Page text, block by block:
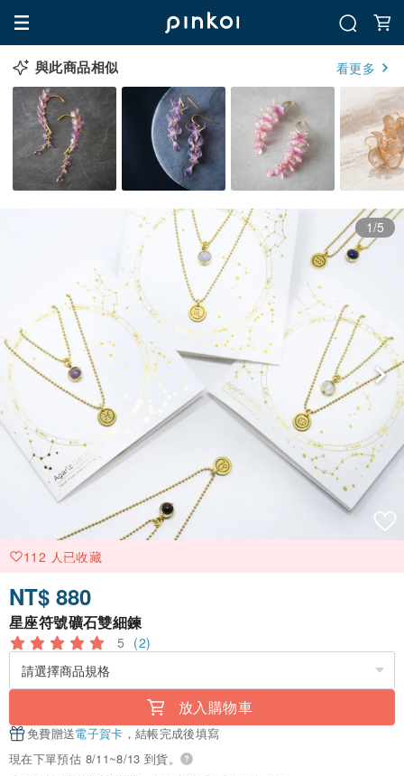
與此商品相似 看更多
1/5
112 人已收藏
NT$ 880
星座符號礦石雙細鍊
5 (2)
放入購物車
免費贈送電子賀卡 ，結帳完成後填寫
現在下單預估 8/11~8/13 到貨。